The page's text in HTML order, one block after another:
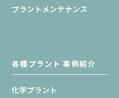
プラントメンテナンス
各種プラント 事例紹介
化学プラント